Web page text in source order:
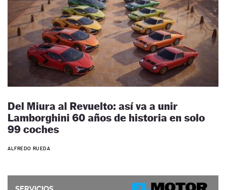
Del Miura al Revuelto: así va a unir
Lamborghini 60 años de historia en solo
99 coches
ALFREDO RUEDA